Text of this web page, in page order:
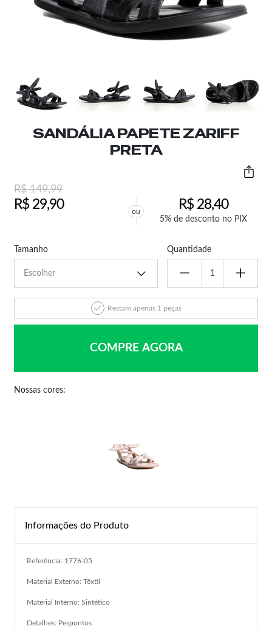
SANDÁLIA PAPETE ZARIFF
PRETA
R$149,99
R$29,90 ou R$28,40
5% de desconto no PIX
Tamanho Quantidade
Restam apenas 1 peças
COMPRE AGORA
Nossas cores:
Informações do Produto
Referência: 1776-05
Material Externo: Têxtil
Material Interno: Sintético
Detalhes: Pespontos